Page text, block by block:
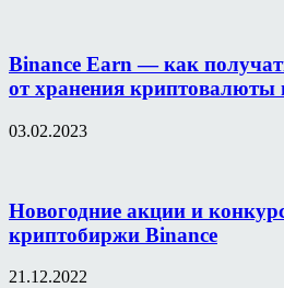
Binance Earn — как
от хранения криптовалюты
03.02.2023
Новогодние акции и
криптобиржи Binance
21.12.2022